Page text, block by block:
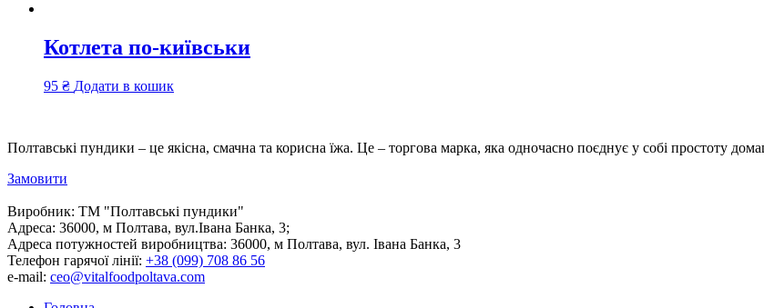
Котлета по-київськи
95 ₴ Додати в кошик
Полтавські пундики – це якісна, смачна та корисна їжа. Це – торгова марка, яка одночасно поєднує у собі простоту
Замовити
Виробник: ТМ "Полтавські пундики"
Адреса: 36000, м Полтава, вул.Івана Банка, 3;
Адреса потужностей виробництва: 36000, м Полтава, вул. Івана Банка, 3
Телефон гарячої лінії: +38 (099) 708 86 56
e-mail: ceo@vitalfoodpoltava.com